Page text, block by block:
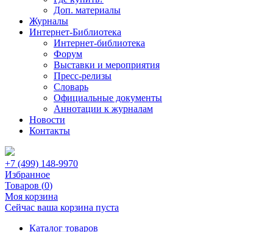
Доп. материалы
Журналы
Интернет-Библиотека
Интернет-библиотека
Форум
Выставки и мероприятия
Пресс-релизы
Словарь
Официальные документы
Аннотации к журналам
Новости
Контакты
+7 (499) 148-9970
Избранное
Товаров (0)
Моя корзина
Сейчас ваша корзина пуста
Каталог товаров